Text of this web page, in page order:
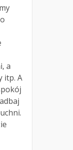
a
itp. A